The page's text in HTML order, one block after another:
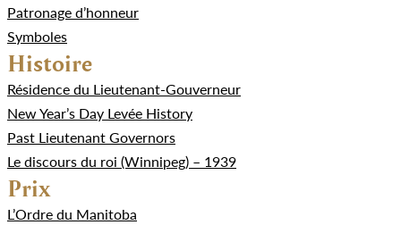
Patronage d’honneur
Symboles
Histoire
Résidence du Lieutenant-Gouverneur
New Year’s Day Levée History
Past Lieutenant Governors
Le discours du roi (Winnipeg) – 1939
Prix
L’Ordre du Manitoba